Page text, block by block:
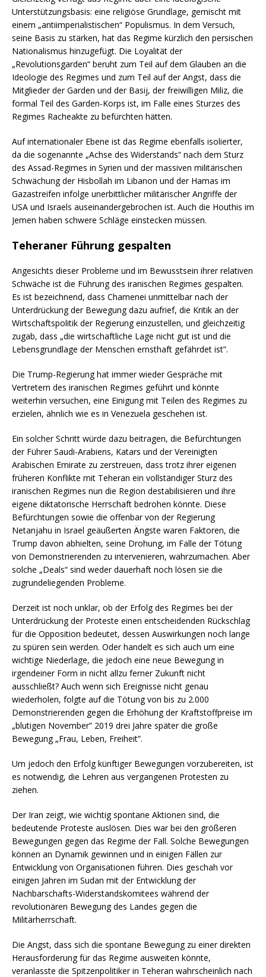
Unterstützungsbasis: eine religiöse Grundlage, gemischt mit
einem „antiimperialistischen“ Populismus. In dem Versuch,
seine Basis zu stärken, hat das Regime kürzlich den persischen
Nationalismus hinzugefügt. Die Loyalität der
„Revolutionsgarden“ beruht zum Teil auf dem Glauben an die
Ideologie des Regimes und zum Teil auf der Angst, dass die
Mitglieder der Garden und der Basij, der freiwilligen Miliz, die
formal Teil des Garden-Korps ist, im Falle eines Sturzes des
Regimes Racheakte zu befürchten hätten.
Auf internationaler Ebene ist das Regime ebenfalls isolierter,
da die sogenannte „Achse des Widerstands“ nach dem Sturz
des Assad-Regimes in Syrien und der massiven militärischen
Schwächung der Hisbollah im Libanon und der Hamas im
Gazastreifen infolge unerbittlicher militärischer Angriffe der
USA und Israels auseinandergebrochen ist. Auch die Houthis im
Jemen haben schwere Schläge einstecken müssen.
Teheraner Führung gespalten
Angesichts dieser Probleme und im Bewusstsein ihrer relativen
Schwäche ist die Führung des iranischen Regimes gespalten.
Es ist bezeichnend, dass Chamenei unmittelbar nach der
Unterdrückung der Bewegung dazu aufrief, die Kritik an der
Wirtschaftspolitik der Regierung einzustellen, und gleichzeitig
zugab, dass „die wirtschaftliche Lage nicht gut ist und die
Lebensgrundlage der Menschen ernsthaft gefährdet ist”.
Die Trump-Regierung hat immer wieder Gespräche mit
Vertretern des iranischen Regimes geführt und könnte
weiterhin versuchen, eine Einigung mit Teilen des Regimes zu
erzielen, ähnlich wie es in Venezuela geschehen ist.
Ein solcher Schritt würde dazu beitragen, die Befürchtungen
der Führer Saudi-Arabiens, Katars und der Vereinigten
Arabischen Emirate zu zerstreuen, dass trotz ihrer eigenen
früheren Konflikte mit Teheran ein vollständiger Sturz des
iranischen Regimes nun die Region destabilisieren und ihre
eigene diktatorische Herrschaft bedrohen könnte. Diese
Befürchtungen sowie die offenbar von der Regierung
Netanjahu in Israel geäußerten Ängste waren Faktoren, die
Trump davon abhielten, seine Drohung, im Falle der Tötung
von Demonstrierenden zu intervenieren, wahrzumachen. Aber
solche „Deals“ sind weder dauerhaft noch lösen sie die
zugrundeliegenden Probleme.
Derzeit ist noch unklar, ob der Erfolg des Regimes bei der
Unterdrückung der Proteste einen entscheidenden Rückschlag
für die Opposition bedeutet, dessen Auswirkungen noch lange
zu spüren sein werden. Oder handelt es sich auch um eine
wichtige Niederlage, die jedoch eine neue Bewegung in
irgendeiner Form in nicht allzu ferner Zukunft nicht
ausschließt? Auch wenn sich Ereignisse nicht genau
wiederholen, folgte auf die Tötung von bis zu 2.000
Demonstrierenden gegen die Erhöhung der Kraftstoffpreise im
„blutigen November” 2019 drei Jahre später die große
Bewegung „Frau, Leben, Freiheit”.
Um jedoch den Erfolg künftiger Bewegungen vorzubereiten, ist
es notwendig, die Lehren aus vergangenen Protesten zu
ziehen.
Der Iran zeigt, wie wichtig spontane Aktionen sind, die
bedeutende Proteste auslösen. Dies war bei den größeren
Bewegungen gegen das Regime der Fall. Solche Bewegungen
können an Dynamik gewinnen und in einigen Fällen zur
Entwicklung von Organisationen führen. Dies geschah vor
einigen Jahren im Sudan mit der Entwicklung der
Nachbarschafts-Widerstandskomitees während der
revolutionären Bewegung des Landes gegen die
Militärherrschaft.
Die Angst, dass sich die spontane Bewegung zu einer direkten
Herausforderung für das Regime ausweiten könnte,
veranlasste die Spitzenpolitiker in Teheran wahrscheinlich nach